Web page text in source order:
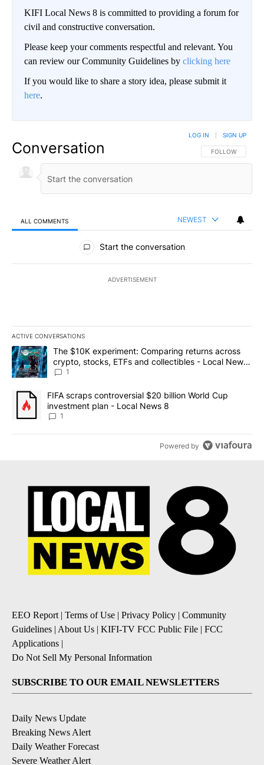
KIFI Local News 8 is committed to providing a forum for
civil and constructive conversation.
Please keep your comments respectful and relevant. You
can review our Community Guidelines by clicking here
If you would like to share a story idea, please submit it
here.
Conversation FOLLOW THIS
FOLLOW
LOG IN SIGN UP
ALL COMMENTS NEWEST
All Comments
Start the conversation
ADVERTISEMENT
ACTIVE CONVERSATIONS
The following is a list of the most commented articles in the last
A trending article titled "The $10K experiment: Comparing
The $10K experiment: Comparing returns across
crypto, stocks, ETFs and collectibles - Local News
8
1
A trending article titled "FIFA scraps controversial $20 billion
FIFA scraps controversial $20 billion World Cup
investment plan - Local News 8
1
Powered by
EEO Report | Terms of Use | Privacy Policy | Community
Guidelines | About Us | KIFI-TV FCC Public File | FCC
Applications |
Do Not Sell My Personal Information
SUBSCRIBE TO OUR EMAIL NEWSLETTERS
Daily News Update
Breaking News Alert
Daily Weather Forecast
Severe Weather Alert